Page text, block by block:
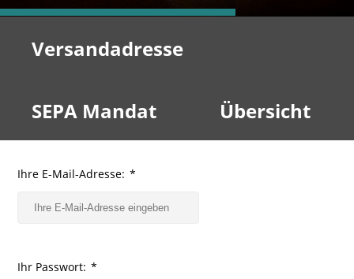
Versandadresse
SEPA Mandat Übersicht
Ihre E-Mail-Adresse: *
Ihr Passwort: *